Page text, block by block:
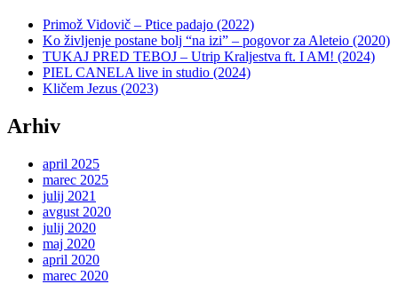
Primož Vidovič – Ptice padajo (2022)
Ko življenje postane bolj “na izi” – pogovor za Aleteio (2020)
TUKAJ PRED TEBOJ – Utrip Kraljestva ft. I AM! (2024)
PIEL CANELA live in studio (2024)
Kličem Jezus (2023)
Arhiv
april 2025
marec 2025
julij 2021
avgust 2020
julij 2020
maj 2020
april 2020
marec 2020